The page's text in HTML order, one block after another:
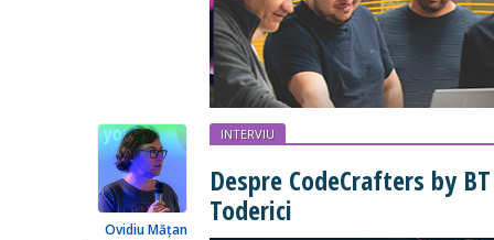
Ovidiu Mățan
INTERVIU
Despre CodeCrafters by
Toderici